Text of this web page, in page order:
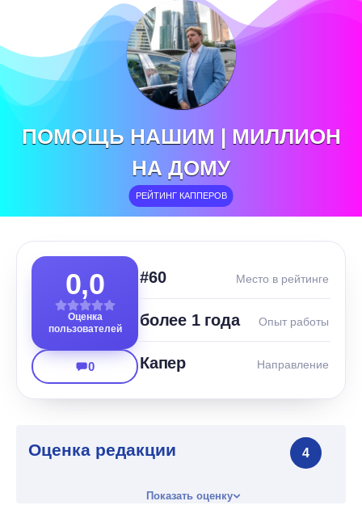
ПОМОЩЬ НАШИМ | МИЛЛИОН
НА ДОМУ
РЕЙТИНГ КАППЕРОВ
0,0
Оценка
пользователей
0
#60 Место в рейтинге
более 1 года Опыт работы
Капер Направление
Оценка редакции 4
Показать оценку